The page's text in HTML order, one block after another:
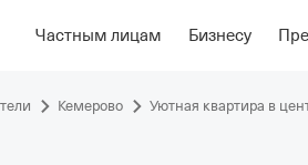
Частным лицам Бизнесу
Фотографии Номера
Кемерово Уютная квартира в